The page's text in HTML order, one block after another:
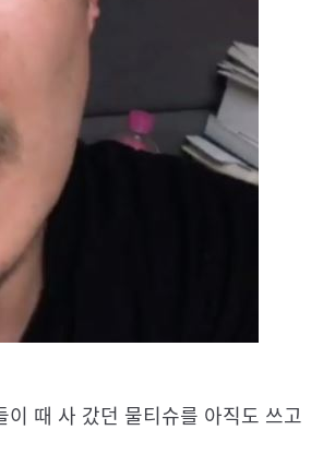
때 사 갔던 물티슈를 아직도 쓰고